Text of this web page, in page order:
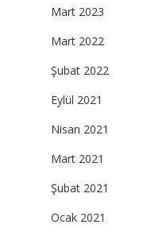
Mart 2023
Mart 2022
Şubat 2022
Eylül 2021
Nisan 2021
Mart 2021
Şubat 2021
Ocak 2021